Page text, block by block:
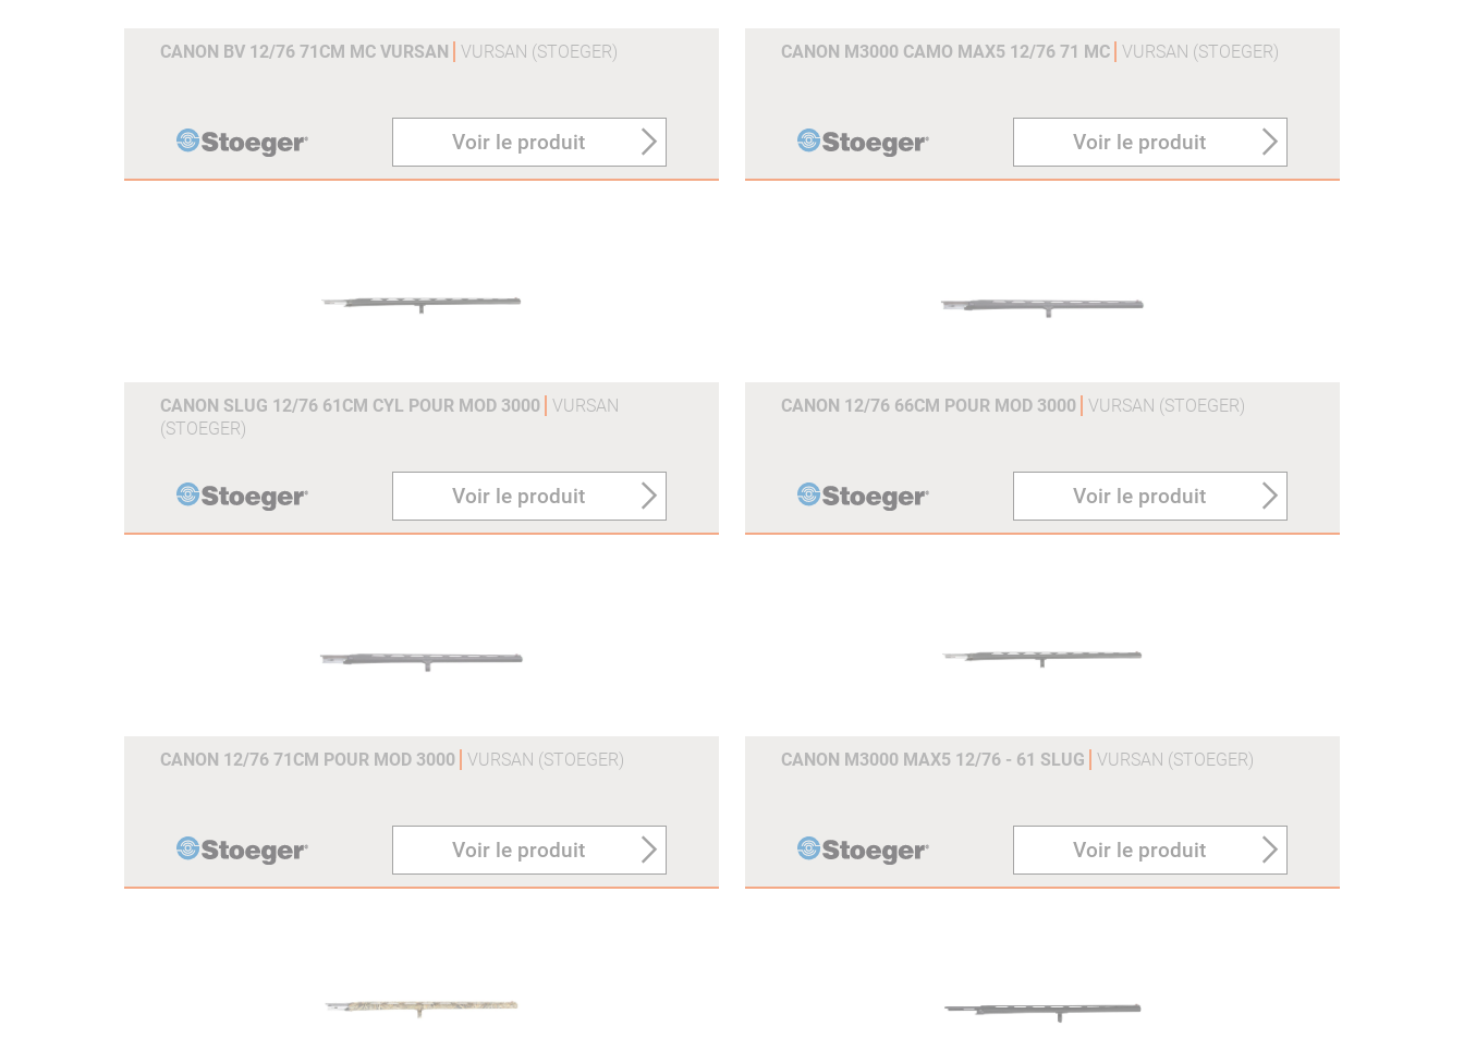
CANON BV 12/76 71CM MC VURSAN VURSAN (STOEGER)
Voir le produit
CANON M3000 CAMO MAX5 12/76 71 MC VURSAN (STOEGER)
Voir le produit
CANON SLUG 12/76 61CM CYL POUR MOD 3000 VURSAN
(STOEGER)
Voir le produit
CANON 12/76 66CM POUR MOD 3000 VURSAN (STOEGER)
Voir le produit
CANON 12/76 71CM POUR MOD 3000 VURSAN (STOEGER)
Voir le produit
CANON M3000 MAX5 12/76 - 61 SLUG VURSAN (STOEGER)
Voir le produit